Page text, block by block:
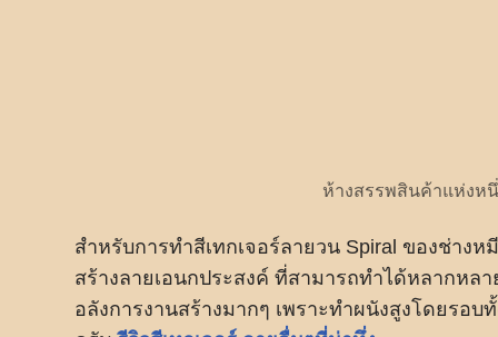
ห้างสรรพสินค้าแห่งห
สำหรับการทำสีเทกเจอร์ลายวน Spiral ของช่าง
สร้างลายเอนกประสงค์ ที่สามารถทำได้หลากหล
อลังการงานสร้างมากๆ เพราะทำผนังสูงโดยรอบ